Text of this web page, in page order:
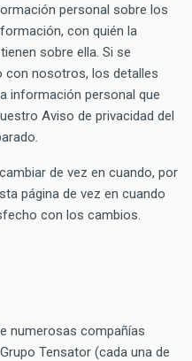
personal sobre los
con quién la
sobre ella. Si se
con nosotros, los detalles
información personal que
Aviso de privacidad del
de vez en cuando, por
página de vez en cuando
con los cambios.
numerosas compañías
Tensator (cada una de